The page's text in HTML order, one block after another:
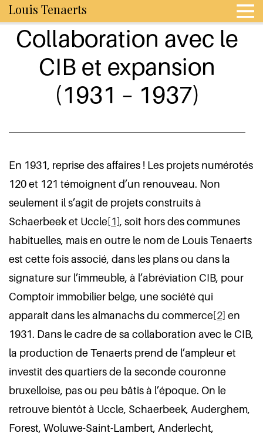
Louis Tenaerts
Collaboration avec le
CIB et expansion
(1931 – 1937)
En 1931, reprise des affaires ! Les projets numérotés
120 et 121 témoignent d’un renouveau. Non
seulement il s’agit de projets construits à
Schaerbeek et Uccle[1], soit hors des communes
habituelles, mais en outre le nom de Louis Tenaerts
est cette fois associé, dans les plans ou dans la
signature sur l’immeuble, à l’abréviation CIB, pour
Comptoir immobilier belge, une société qui
apparaît dans les almanachs du commerce[2] en
1931. Dans le cadre de sa collaboration avec le CIB,
la production de Tenaerts prend de l’ampleur et
investit des quartiers de la seconde couronne
bruxelloise, pas ou peu bâtis à l’époque. On le
retrouve bientôt à Uccle, Schaerbeek, Auderghem,
Forest, Woluwe-Saint-Lambert, Anderlecht,